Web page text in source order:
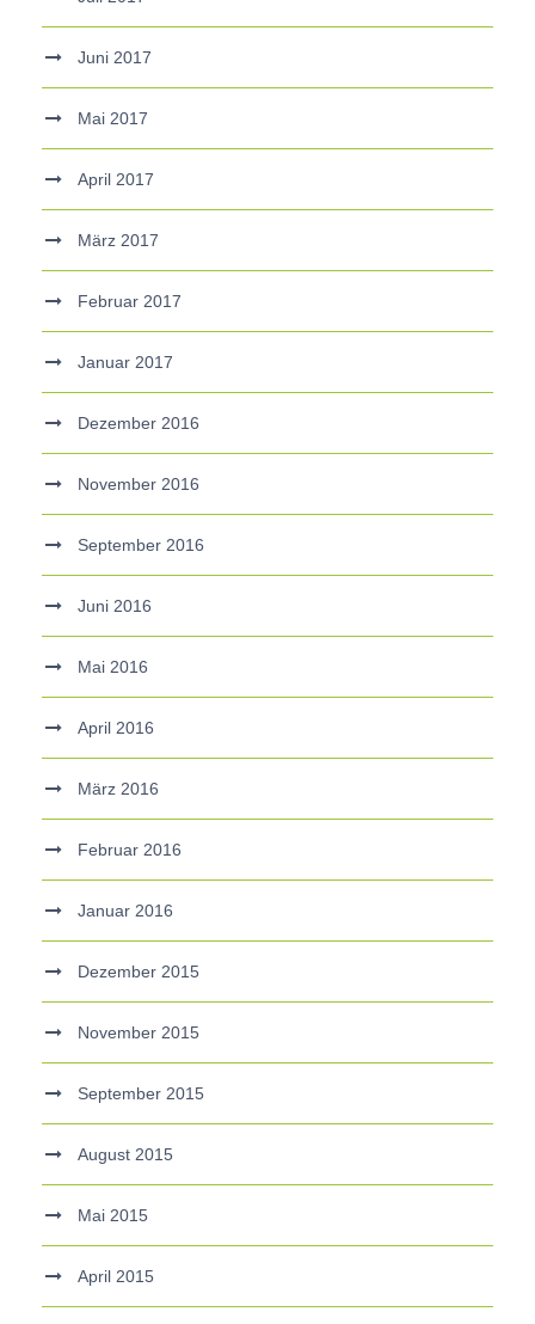
Juni 2017
Mai 2017
April 2017
März 2017
Februar 2017
Januar 2017
Dezember 2016
November 2016
September 2016
Juni 2016
Mai 2016
April 2016
März 2016
Februar 2016
Januar 2016
Dezember 2015
November 2015
September 2015
August 2015
Mai 2015
April 2015